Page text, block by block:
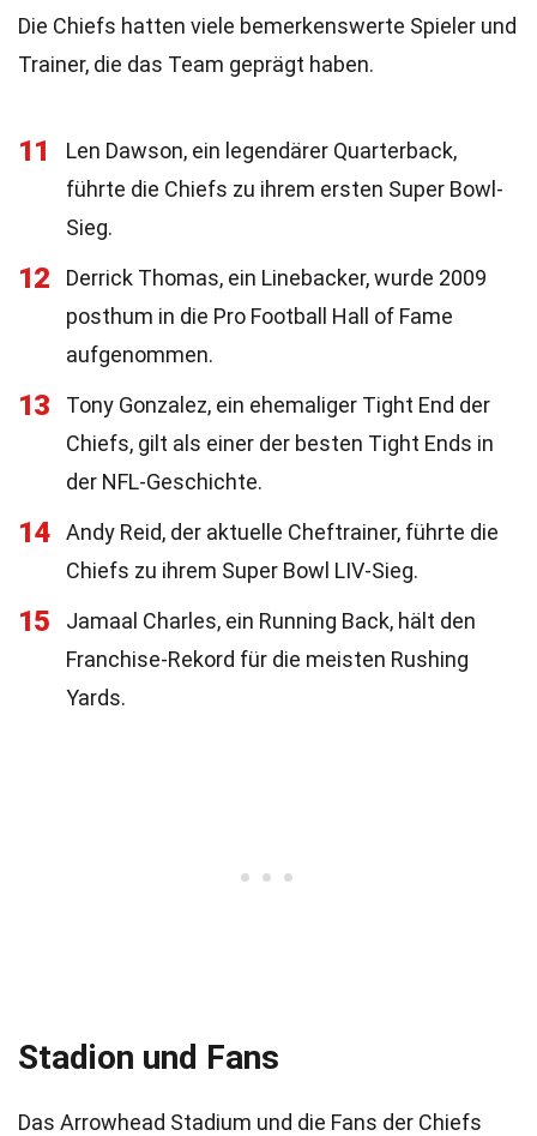
Die Chiefs hatten viele bemerkenswerte Spieler und
Trainer, die das Team geprägt haben.
11
Len Dawson, ein legendärer Quarterback,
führte die Chiefs zu ihrem ersten Super Bowl-
Sieg.
12
Derrick Thomas, ein Linebacker, wurde 2009
posthum in die Pro Football Hall of Fame
aufgenommen.
13
Tony Gonzalez, ein ehemaliger Tight End der
Chiefs, gilt als einer der besten Tight Ends in
der NFL-Geschichte.
14
Andy Reid, der aktuelle Cheftrainer, führte die
Chiefs zu ihrem Super Bowl LIV-Sieg.
15
Jamaal Charles, ein Running Back, hält den
Franchise-Rekord für die meisten Rushing
Yards.
Stadion und Fans
Das Arrowhead Stadium und die Fans der Chiefs